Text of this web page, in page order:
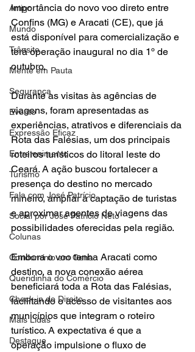
Artigo
Mundo
Trânsito
Mente em Pauta
Segurança
Evento
Expressão Eficaz
Entretenimento
Turismo
Fala com José Patrício
Social por José Patrício Neto
Colunas
Condomínio em Cena
Queridinha do Comércio
Check-in do Direito
Mais Lidas
Destaque
importância do novo voo direto entre
Confins (MG) e Aracati (CE), que já
está disponível para comercialização e
terá operação inaugural no dia 1º de
outubro.
Durante as visitas às agências de
viagens, foram apresentadas as
experiências, atrativos e diferenciais da
Rota das Falésias, um dos principais
roteiros turísticos do litoral leste do
Ceará. A ação buscou fortalecer a
presença do destino no mercado
mineiro, ampliar a captação de turistas
e aproximar agentes de viagens das
possibilidades oferecidas pela região.
Embora o voo tenha Aracati como
destino, a nova conexão aérea
beneficiará toda a Rota das Falésias,
facilitando o acesso de visitantes aos
municípios que integram o roteiro
turístico. A expectativa é que a
operação impulsione o fluxo de